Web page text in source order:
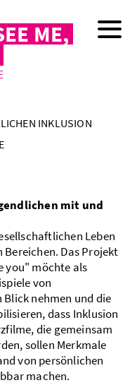
ME,
INKLUSION
mit und
Leben
Bereichen. Das Projekt
you" möchte als
von
nehmen und die
dass Inklusion
die gemeinsam
sollen Merkmale
von persönlichen
machen.